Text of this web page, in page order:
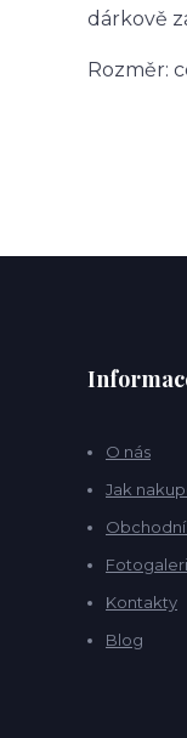
dárkově
Rozměr:
O nás
Jak
Kontakty
Blog